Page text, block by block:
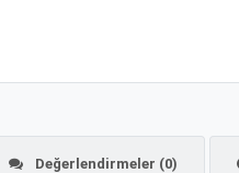
Değerlendirmeler (0)